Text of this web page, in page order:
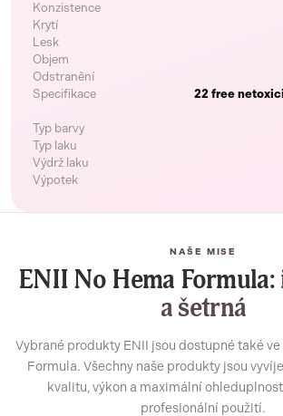
Konzistence
Krytí
Lesk
Objem
Odstranění
Specifikace
22 free
Typ barvy
Typ laku
Výdrž laku
Výpotek
NAŠE MISE
ENII No Hema Formula:
a šetrná
Vybrané produkty ENII jsou dostupné také
Formula. Všechny naše produkty jsou
kvalitu, výkon a maximální
profesionální použití.